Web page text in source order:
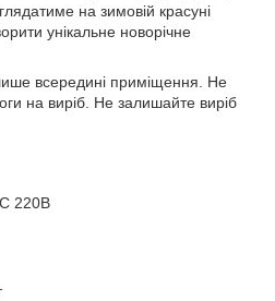
на зимовій красуні
унікальне новорічне
всередині приміщення. Не
на виріб. Не залишайте виріб
220В